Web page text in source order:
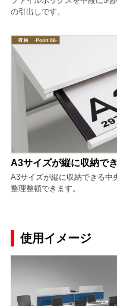
の引出しです。
A3サイズが縦に収納で
A3サイズが縦に収納できる中
整理整頓できます。
使用イメージ